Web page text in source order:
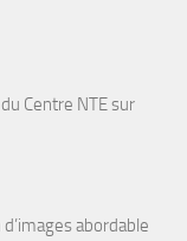
Centre NTEsur
abordable